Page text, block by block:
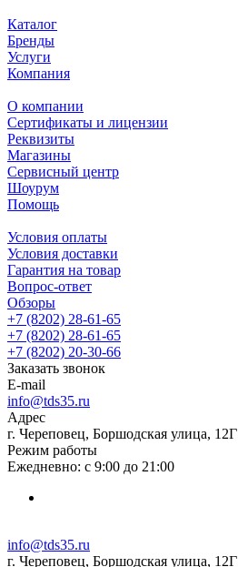
Каталог
Бренды
Услуги
Компания
О компании
Сертификаты и лицензии
Реквизиты
Магазины
Сервисный центр
Шоурум
Помощь
Условия оплаты
Условия доставки
Гарантия на товар
Вопрос-ответ
Обзоры
+7 (8202) 28‑61-65
+7 (8202) 28‑61-65
+7 (8202) 20‑30-66
Заказать звонок
E-mail
info@tds35.ru
Адрес
г. Череповец, Боршодская улица, 12Г
Режим работы
Ежедневно: с 9:00 до 21:00
info@tds35.ru
г. Череповец, Боршодская улица, 12Г